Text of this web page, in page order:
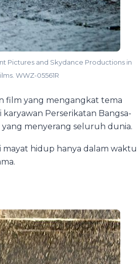
Pictures and Skydance Productions in
WWZ-05561R
film yang mengangkat tema
karyawan Perserikatan Bangsa-
menyerang seluruh dunia.
mayat hidup hanya dalam waktu